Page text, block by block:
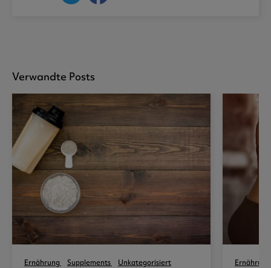
Verwandte Posts
Ernährung Supplements Unkategorisiert Ernährung